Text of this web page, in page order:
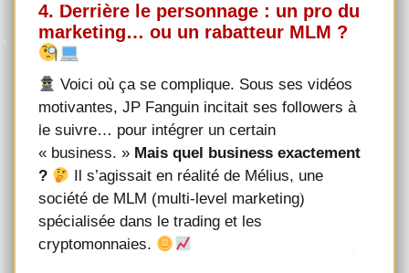
4. Derrière le personnage : un pro du
marketing… ou un rabatteur MLM ?
Voici où ça se complique. Sous ses vidéos
motivantes, JP Fanguin incitait ses followers à
le suivre… pour intégrer un certain
« business. » Mais quel business exactement
?
Il s’agissait en réalité de Mélius, une
société de MLM (multi-level marketing)
spécialisée dans le trading et les
cryptomonnaies.